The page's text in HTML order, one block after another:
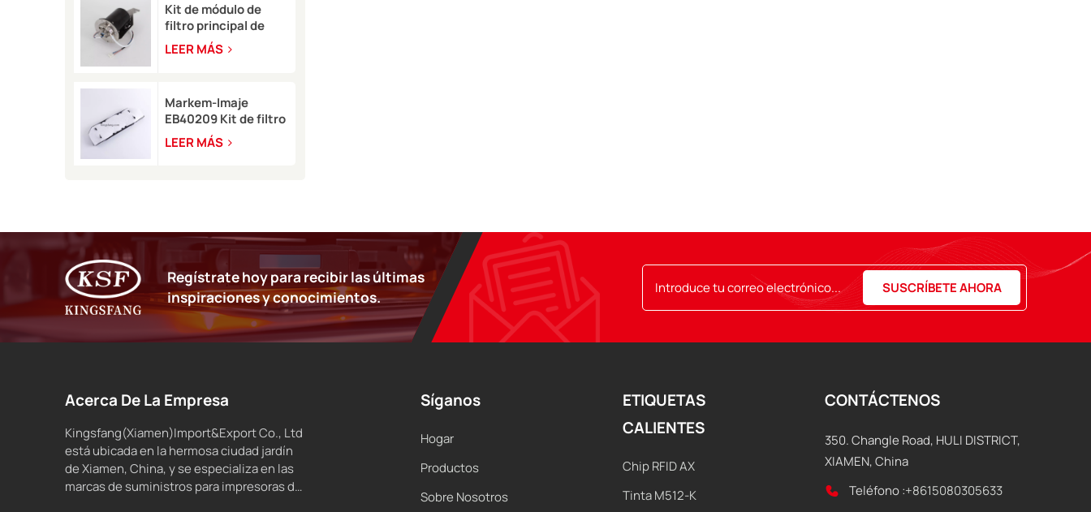
Kit de módulo de
filtro principal de
tinta blanca
EB49406 con sensor
LEER MÁS
Markem-Imaje
EB40209 Kit de filtro
de aire de circuito
para impresora de
LEER MÁS
Regístrate hoy para recibir las últimas
inspiraciones y conocimientos.
Acerca De La Empresa
Kingsfang(Xiamen)Import&Export Co., Ltd
está ubicada en la hermosa ciudad jardín
de Xiamen, China, y se especializa en las
marcas de suministros para impresoras de
Síganos
Hogar
Productos
Sobre Nosotros
ETIQUETAS
CALIENTES
Chip RFID AX
Tinta M512-K
CONTÁCTENOS
350. Changle Road, HULI DISTRICT,
XIAMEN, China
Teléfono :+8615080305633